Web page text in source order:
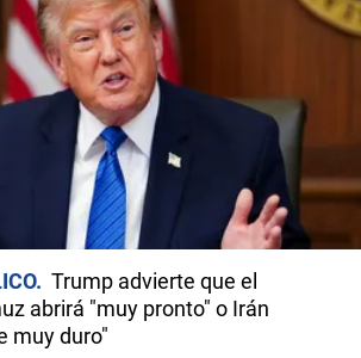
Trump advierte que el
abrirá "muy pronto" o Irán
muy duro"